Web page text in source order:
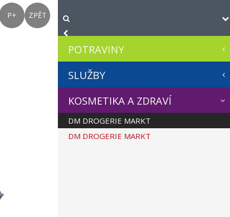
ZPĚT
P+
POTRAVINY
SLUŽBY
KOSMETIKA A ZDRAVÍ
DM DROGERIE MARKT
DM DROGERIE MARKT